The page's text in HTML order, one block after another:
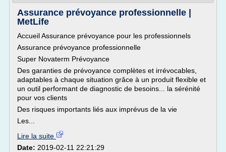
Assurance prévoyance professionnelle |
MetLife
Accueil Assurance prévoyance pour les professionnels
Assurance prévoyance professionnelle
Super Novaterm Prévoyance
Des garanties de prévoyance complètes et irrévocables,
adaptables à chaque situation grâce à un produit flexible et
un outil performant de diagnostic de besoins... la sérénité
pour vos clients
Des risques importants liés aux imprévus de la vie
Les...
Lire la suite
Date: 2019-02-11 22:21:29